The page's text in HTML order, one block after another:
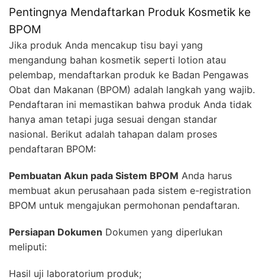
Pentingnya Mendaftarkan Produk Kosmetik ke
BPOM
Jika produk Anda mencakup tisu bayi yang
mengandung bahan kosmetik seperti lotion atau
pelembap, mendaftarkan produk ke Badan Pengawas
Obat dan Makanan (BPOM) adalah langkah yang wajib.
Pendaftaran ini memastikan bahwa produk Anda tidak
hanya aman tetapi juga sesuai dengan standar
nasional. Berikut adalah tahapan dalam proses
pendaftaran BPOM:
Pembuatan Akun pada Sistem BPOM Anda harus
membuat akun perusahaan pada sistem e-registration
BPOM untuk mengajukan permohonan pendaftaran.
Persiapan Dokumen Dokumen yang diperlukan
meliputi:
Hasil uji laboratorium produk;